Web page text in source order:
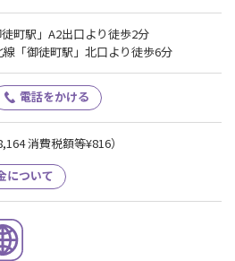
いします。予約なしで来館された場合、
ございますので予めご了承ください。
オリエンテーションの受付は18時が最終
ださい。
町駅」A2出口より徒歩2分
「御徒町駅」北口より徒歩6分
電話をかける
消費税額等¥816）
について